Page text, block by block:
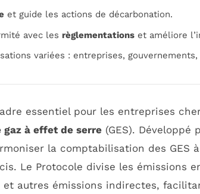
et guide les actions de décarbonation.
avec les règlementations et améliore
variées : entreprises,
essentiel pour les entreprises
gaz à effet de serre (GES).
la comptabilisation des GES
Le Protocole divise les émissions
et autres émissions indirectes,